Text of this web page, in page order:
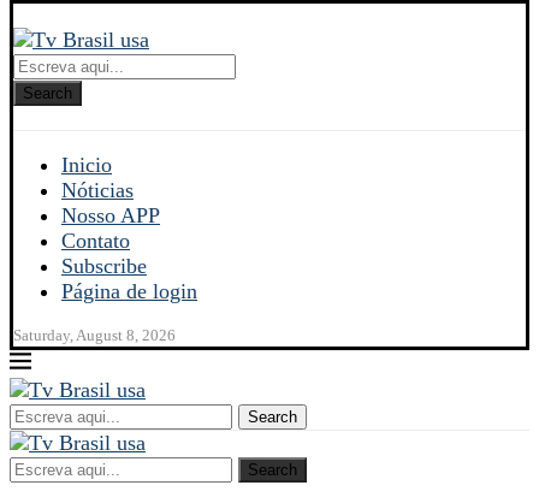
Search
Inicio
Nóticias
Nosso APP
Contato
Subscribe
Página de login
Saturday, August 8, 2026
Search
Search